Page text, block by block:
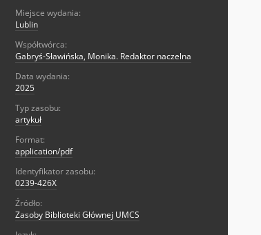
Miejsce wydania:
Lublin
Współtwórca:
Gabryś-Sławińska, Monika. Redaktor naczelna
Data wydania:
2025
Typ zasobu:
artykuł
Format:
application/pdf
Identyfikator zasobu:
0239-426X
Źródło:
Zasoby Biblioteki Głównej UMCS